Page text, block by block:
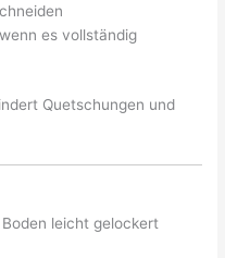
es vollständig
Quetschungen und
leicht gelockert